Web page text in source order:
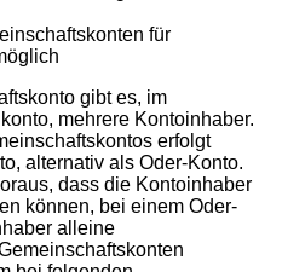
für
gibt es, im
mehrere Kontoinhaber.
erfolgt
alternativ als Oder-Konto.
dass die Kontoinhaber
können, bei einem Oder-
alleine